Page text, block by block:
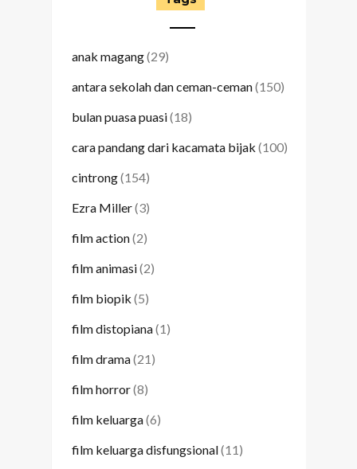
anak magang(29)
antara sekolah dan ceman-ceman(150)
bulan puasa puasi(18)
cara pandang dari kacamata bijak (100)
cintrong(154)
Ezra Miller(3)
film action(2)
film animasi(2)
film biopik (5)
film distopiana(1)
film drama(21)
film horror(8)
film keluarga(6)
film keluarga disfungsional(11)